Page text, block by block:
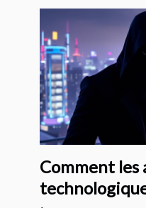
Comment les